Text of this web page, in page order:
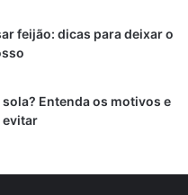
feijão: dicas para deixar o
Entenda os motivos e
evitar